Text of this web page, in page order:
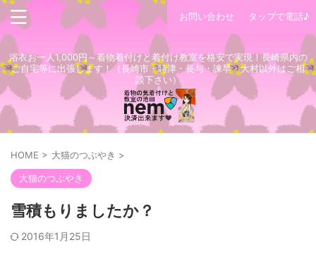
お問い合わせ タップで電話♪
浴衣お一人1,000円～着物着付けと着付け教室を格安で実現！長崎県内の
ご自宅等に出張します！（長崎市・時津・長与・諫早・大村以外はご相
談下さい）
HOME > 大猫のつぶやき >
大猫のつぶやき
雪積もりましたか？
2016年1月25日